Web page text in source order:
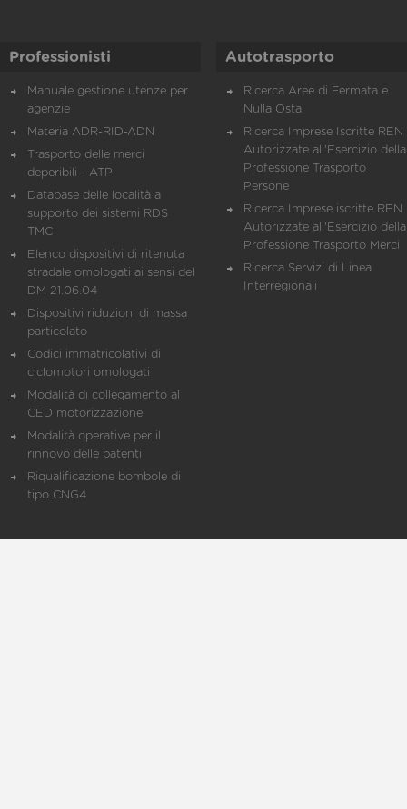
Professionisti
Manuale gestione utenze per
agenzie
Materia ADR-RID-ADN
Trasporto delle merci
deperibili - ATP
Database delle località a
supporto dei sistemi RDS
TMC
Elenco dispositivi di ritenuta
stradale omologati ai sensi del
DM 21.06.04
Dispositivi riduzioni di massa
particolato
Codici immatricolativi di
ciclomotori omologati
Modalità di collegamento al
CED motorizzazione
Modalità operative per il
rinnovo delle patenti
Riqualificazione bombole di
tipo CNG4
Autotrasporto
Ricerca Aree di Fermata e
Nulla Osta
Ricerca Imprese Iscritte REN
Autorizzate all'Esercizio della
Professione Trasporto
Persone
Ricerca Imprese iscritte REN
Autorizzate all'Esercizio della
Professione Trasporto Merci
Ricerca Servizi di Linea
Interregionali